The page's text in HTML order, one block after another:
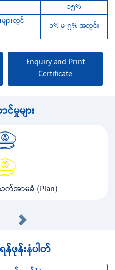
၁၅%
ားတွင်
၁% မှ ၅% အတွင်း
Enquiry and Print
Certificate
မှုများ
က်အာမခံ (Plan)
န်းနံပါတ်